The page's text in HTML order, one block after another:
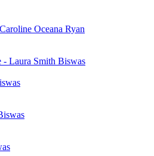
Oceana Ryan
- Laura Smith Biswas